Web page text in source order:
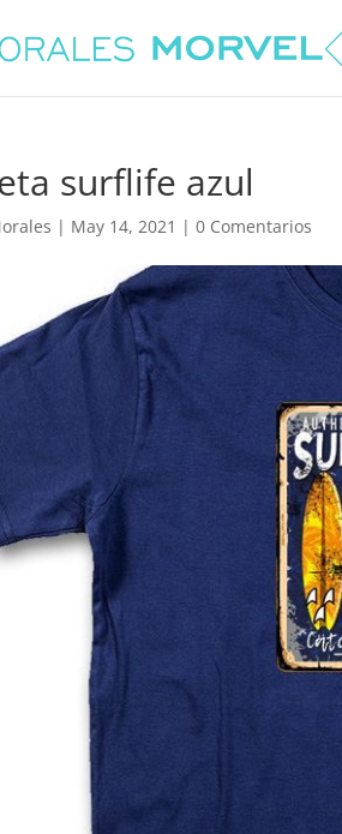
surflife azul
| May 14, 2021 |0 Comentarios